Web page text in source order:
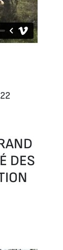
DES